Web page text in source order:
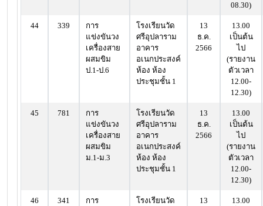
08.30)
44 339
การ
แข่งขันวง
เครื่องสาย
ผสมขิม
ป.1-ป.6
โรงเรียนวัด
ศรีอุปลาราม
อาคาร
อเนกประสงค์
ห้อง ห้อง
ประชุมชั้น 1
13
ธ.ค.
2566
13.00
เป็นต้น
ไป
(รายงาน
ตัวเวลา
12.00-
12.30)
45 781
การ
แข่งขันวง
เครื่องสาย
ผสมขิม
ม.1-ม.3
โรงเรียนวัด
ศรีอุปลาราม
อาคาร
อเนกประสงค์
ห้อง ห้อง
ประชุมชั้น 1
13
ธ.ค.
2566
13.00
เป็นต้น
ไป
(รายงาน
ตัวเวลา
12.00-
12.30)
46 341
การ
โรงเรียนวัด
13
13.00